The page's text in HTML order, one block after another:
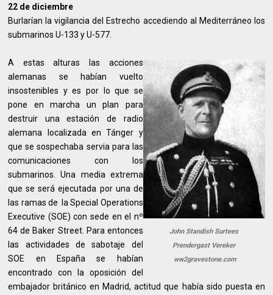
22 de diciembre
Burlarían la vigilancia del Estrecho accediendo al Mediterráneo los
submarinos U-133 y U-577.
John Standish Surtees
Prendergast Vereker
ww2gravestone.com
A estas alturas las acciones
alemanas se habían vuelto
insostenibles y es por lo que se
pone en marcha un plan para
destruir una estación de radio
alemana localizada en Tánger y
que se sospechaba servia para las
comunicaciones con los
submarinos. Una media extrema
que se será ejecutada por una de
las ramas de la Special Operations
Executive (SOE) con sede en el nº
64 de Baker Street. Para entonces
las actividades de sabotaje del
SOE en España se habían
encontrado con la oposición del
embajador británico en Madrid, actitud que había sido puesta en